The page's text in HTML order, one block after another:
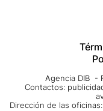
Agencia DIB -
Contactos:
Dirección de las